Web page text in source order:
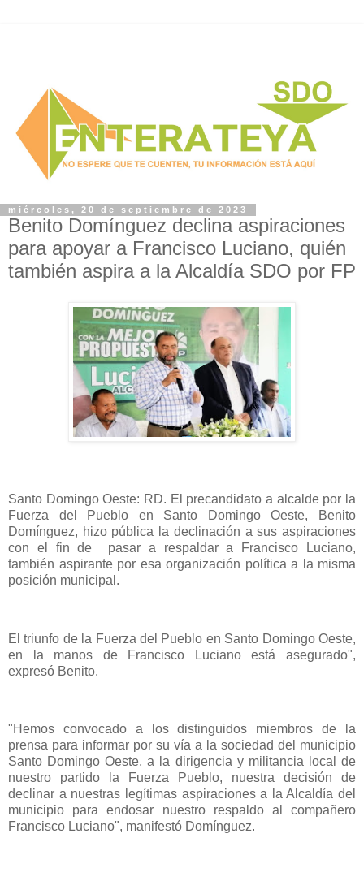
miércoles, 20 de septiembre de 2023
Benito Domínguez declina aspiraciones
para apoyar a Francisco Luciano, quién
también aspira a la Alcaldía SDO por FP
Santo Domingo Oeste: RD. El precandidato a alcalde por la
Fuerza del Pueblo en Santo Domingo Oeste, Benito
Domínguez, hizo pública la declinación a sus aspiraciones
con el fin de pasar a respaldar a Francisco Luciano,
también aspirante por esa organización política a la misma
posición municipal.
El triunfo de la Fuerza del Pueblo en Santo Domingo Oeste,
en la manos de Francisco Luciano está asegurado",
expresó Benito.
"Hemos convocado a los distinguidos miembros de la
prensa para informar por su vía a la sociedad del municipio
Santo Domingo Oeste, a la dirigencia y militancia local de
nuestro partido la Fuerza Pueblo, nuestra decisión de
declinar a nuestras legítimas aspiraciones a la Alcaldía del
municipio para endosar nuestro respaldo al compañero
Francisco Luciano", manifestó Domínguez.